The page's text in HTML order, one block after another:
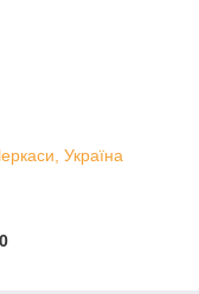
Україна